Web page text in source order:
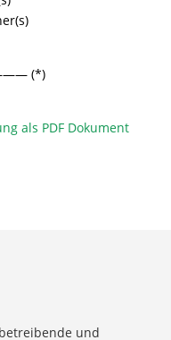
(*)
als PDF Dokument
und